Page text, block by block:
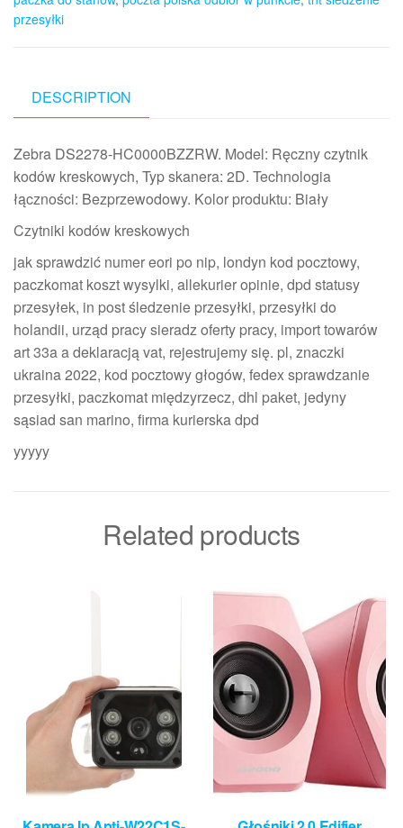
przesyłki
DESCRIPTION
Zebra DS2278-HC0000BZZRW. Model: Ręczny czytnik
kodów kreskowych, Typ skanera: 2D. Technologia
łączności: Bezprzewodowy. Kolor produktu: Biały
Czytniki kodów kreskowych
jak sprawdzić numer eori po nip, londyn kod pocztowy,
paczkomat koszt wysylki, allekurier opinie, dpd statusy
przesyłek, in post śledzenie przesyłki, przesyłki do
holandii, urząd pracy sieradz oferty pracy, import towarów
art 33a a deklaracją vat, rejestrujemy się. pl, znaczki
ukraina 2022, kod pocztowy głogów, fedex sprawdzanie
przesyłki, paczkomat międzyrzecz, dhl paket, jedyny
sąsiad san marino, firma kurierska dpd
yyyyy
Related products